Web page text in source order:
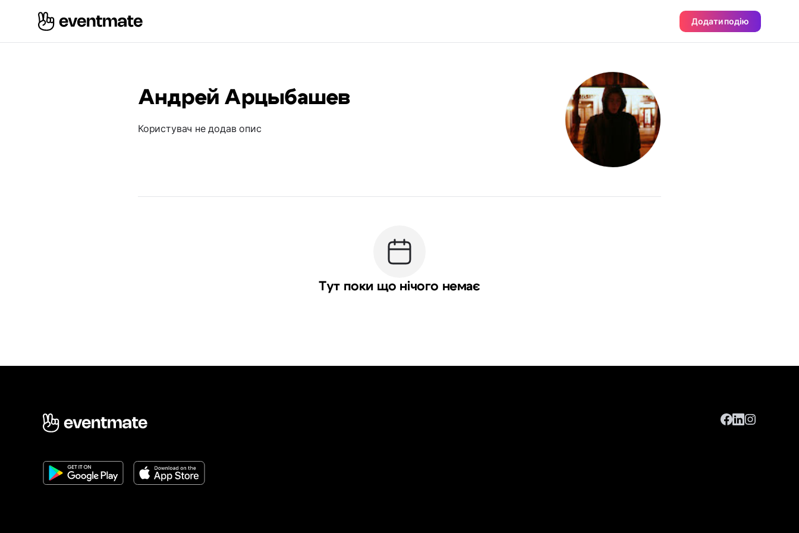
Додати подію
Андрей Арцыбашев
Користувач не додав опис
Тут поки що нічого немає